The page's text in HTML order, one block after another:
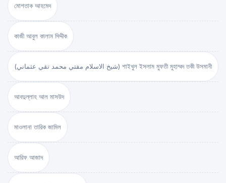
মোশতাক আহমেদ
কাজী আবুল কালাম সিদ্দীক
(شيخ الاسلام مفتي محمد تقي عثماني) শাইখুল ইসলাম মুফতী মুহাম্মদ তকী উসমানী
আবদুল্লাহ আল মাসউদ
মাওলানা তারিক জামিল
আরিফ আজাদ